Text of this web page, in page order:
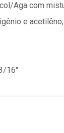
Aga com
e acetilêno;
16"